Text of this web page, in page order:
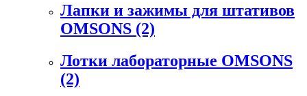
Лапки и зажимы для штативов
OMSONS (2)
Лотки лабораторные OMSONS
(2)